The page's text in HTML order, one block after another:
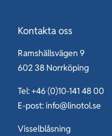
Kontakta oss
Ramshällsvägen 9
602 38 Norrköping
Tel: +46 (0)10-141 48 00
E-post:info@linotol.se
Visselblåsning